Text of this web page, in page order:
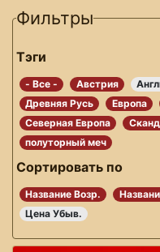
Фильтры
Тэги
- Все - Австрия
Древняя Русь
Европа
Северная Европа
полуторный меч
Сортировать по
Название Возр.
Цена Убыв.